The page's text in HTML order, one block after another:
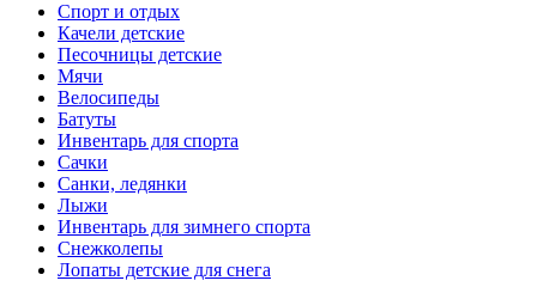
Спорт и отдых
Качели детские
Песочницы детские
Мячи
Велосипеды
Батуты
Инвентарь для спорта
Сачки
Санки, ледянки
Лыжи
Инвентарь для зимнего спорта
Снежколепы
Лопаты детские для снега